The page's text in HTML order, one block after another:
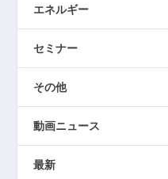
エネルギー
セミナー
その他
動画ニュース
最新